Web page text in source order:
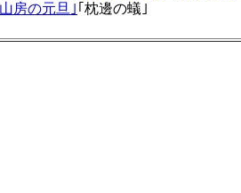
房の元旦｣ ｢枕邊の蟻｣